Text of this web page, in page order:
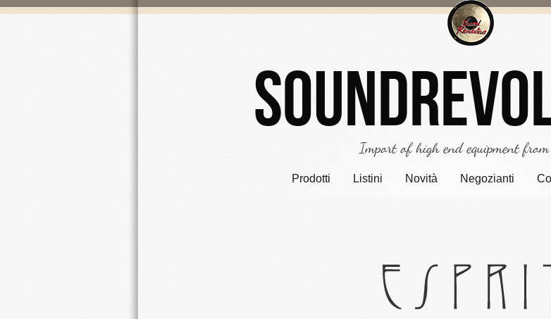
Import of high end equipment from
Prodotti Listini Novità Negozianti